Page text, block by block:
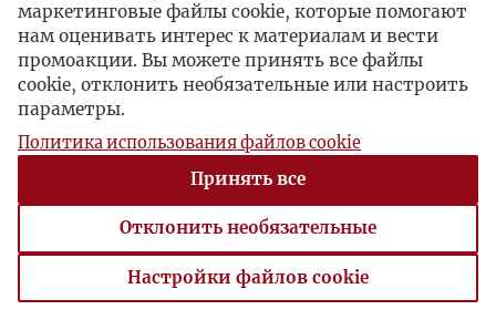
маркетинговые файлы cookie, которые помогают
нам оценивать интерес к материалам и вести
промоакции. Вы можете принять все файлы
cookie, отклонить необязательные или настроить
параметры.
Политика использования файлов cookie
Принять все
Отклонить необязательные
Настройки файлов cookie
Настройки файлов cookie